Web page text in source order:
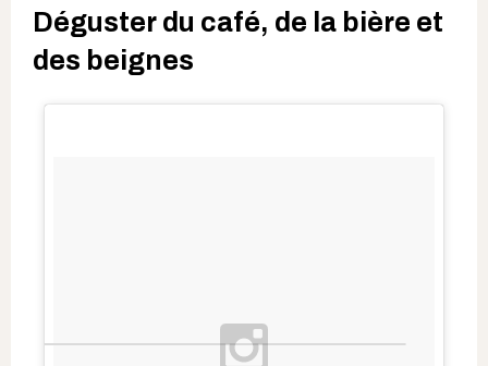
Déguster du café, de la bière et
des beignes